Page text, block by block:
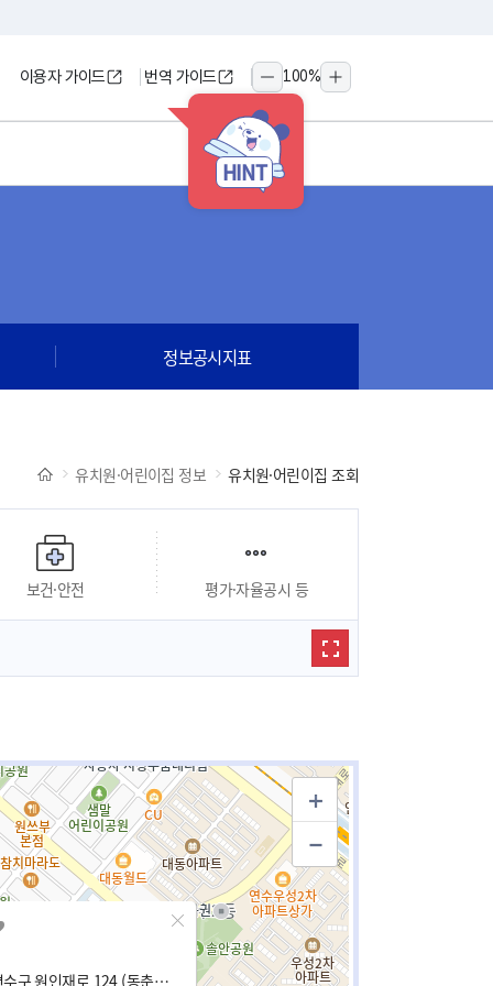
HINT
이용자 가이드 번역 가이드
축소
100%
확대
정보공시지표
유치원·어린이집 정보 유치원·어린이집 조회
보건·안전 평가·자율공시 등
인천광역시 연수구 원인재로 124 (동춘동, 한양1차아파트)